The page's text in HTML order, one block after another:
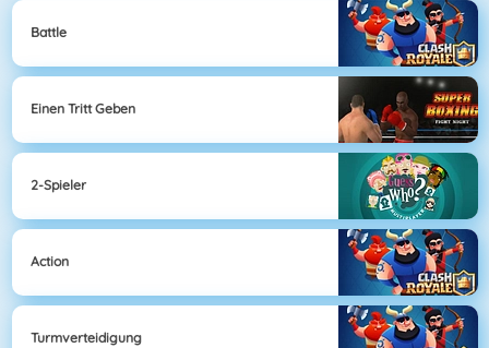
Battle
Einen Tritt Geben
2-Spieler
Action
Turmverteidigung